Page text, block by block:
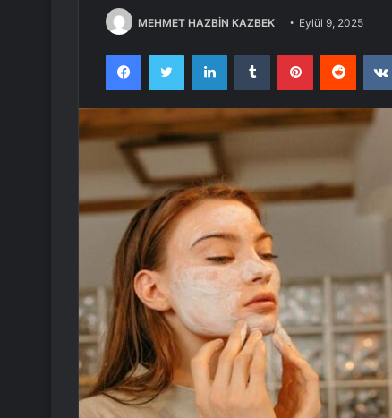
MEHMET HAZBİN KAZBEK Eylül 9, 2025
FacebookTwitter LinkedInTumblr PinterestReddit